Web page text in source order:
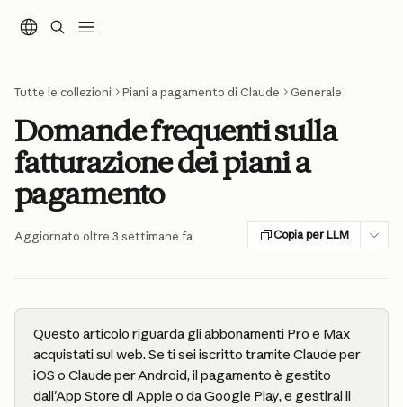
Tutte le collezioni Piani a pagamento di Claude Generale
Domande frequenti sulla
fatturazione dei piani a
pagamento
Aggiornato oltre 3 settimane fa Copia per LLM
Questo articolo riguarda gli abbonamenti Pro e Max
acquistati sul web. Se ti sei iscritto tramite Claude per
iOS o Claude per Android, il pagamento è gestito
dall'App Store di Apple o da Google Play, e gestirai il